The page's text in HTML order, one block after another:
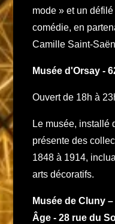
mode » et un
comédie, en
Camille Saint-
Musée d'Orsay -
Ouvert de 18h à
Le musée, installé
présente des
1848 à 1914,
arts décoratifs.
Musée de Cluny
Âge - 28 rue du